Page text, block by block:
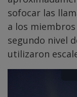
sofocar las
a los
segundo nivel
utilizaron